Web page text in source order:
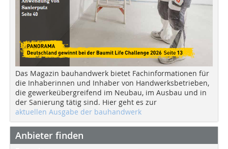
Das Magazin bauhandwerk bietet Fachinformationen für
die Inhaberinnen und Inhaber von Handwerksbetrieben,
die gewerkeübergreifend im Neubau, im Ausbau und in
der Sanierung tätig sind. Hier geht es zur
aktuellen Ausgabe der bauhandwerk
Anbieter finden